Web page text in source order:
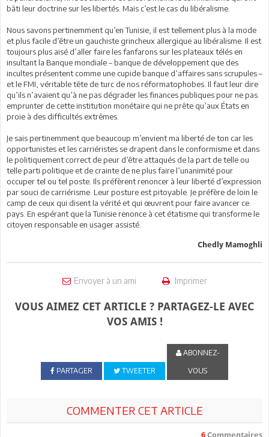
bâti leur doctrine sur les libertés. Mais c’est le cas du libéralisme.
Nous savons pertinemment qu’en Tunisie, il est tellement plus à la mode
et plus facile d’être un gauchiste grincheux allergique au libéralisme. Il est
toujours plus aisé d’aller faire les fanfarons sur les plateaux télés en
insultant la Banque mondiale – banque de développement que des
incultes présentent comme une cupide banque d’affaires sans scrupules –
et le FMI, véritable tête de turc de nos réformatophobes. Il faut leur dire
qu’ils n’avaient qu’à ne pas dégrader les finances publiques pour ne pas
emprunter de cette institution monétaire qui ne prête qu’aux États en
proie à des difficultés extrêmes.
Je sais pertinemment que beaucoup m’envient ma liberté de ton car les
opportunistes et les carriéristes se drapent dans le conformisme et dans
le politiquement correct de peur d’être attaqués de la part de telle ou
telle parti politique et de crainte de ne plus faire l’unanimité pour
occuper tel ou tel poste. Ils préfèrent renoncer à leur liberté d’expression
par souci de carriérisme. Leur posture est pitoyable. Je préfère de loin le
camp de ceux qui disent la vérité et qui œuvrent pour faire avancer ce
pays. En espérant que la Tunisie renonce à cet étatisme qui transforme le
citoyen responsable en usager assisté.
Chedly Mamoghli
Envoyer à un ami Imprimer
VOUS AIMEZ CET ARTICLE ? PARTAGEZ-LE AVEC
VOS AMIS !
PARTAGER TWEETER
ABONNEZ-
VOUS
COMMENTER CET ARTICLE
6 Commentaires